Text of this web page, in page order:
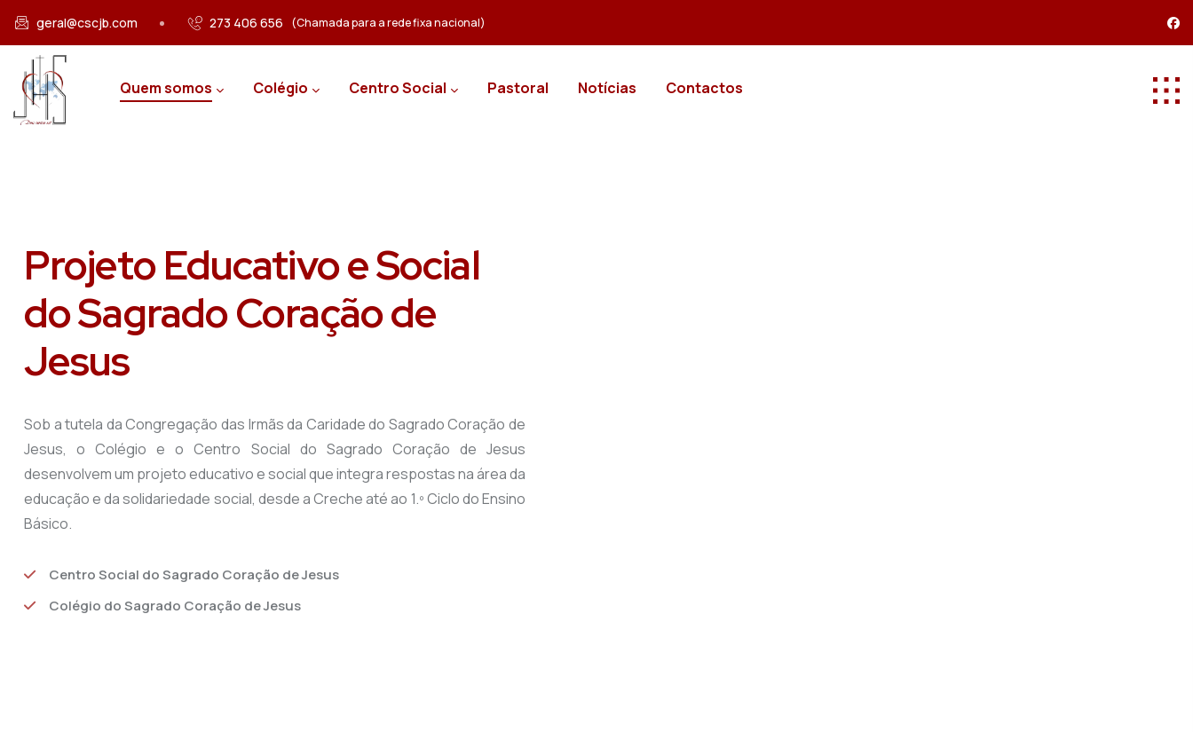
Passar para o conteúdo principal
geral@cscjb.com 273 406 656 (Chamada para a rede fixa nacional)
Quem somos Colégio Centro Social Pastoral Notícias Contactos
Projeto Educativo e Social
do Sagrado Coração de
Jesus
Sob a tutela da Congregação das Irmãs da Caridade do Sagrado Coração de
Jesus, o Colégio e o Centro Social do Sagrado Coração de Jesus
desenvolvem um projeto educativo e social que integra respostas na área da
educação e da solidariedade social, desde a Creche até ao 1.º Ciclo do Ensino
Básico.
Centro Social do Sagrado Coração de Jesus
Colégio do Sagrado Coração de Jesus